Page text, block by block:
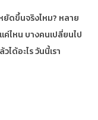
ยัดขึ้นจริงไหม? หลาย
ค่ไหน บางคนเปลี่ยนไป
ด้อะไร วันนี้เรา